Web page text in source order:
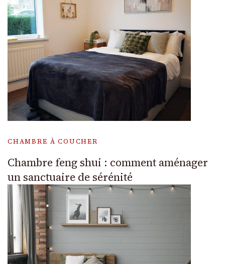
CHAMBRE À COUCHER
Chambre feng shui : comment aménager
un sanctuaire de sérénité